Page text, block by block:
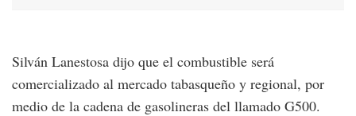
Silván Lanestosa dijo que el combustible será
comercializado al mercado tabasqueño y regional, por
medio de la cadena de gasolineras del llamado G500.